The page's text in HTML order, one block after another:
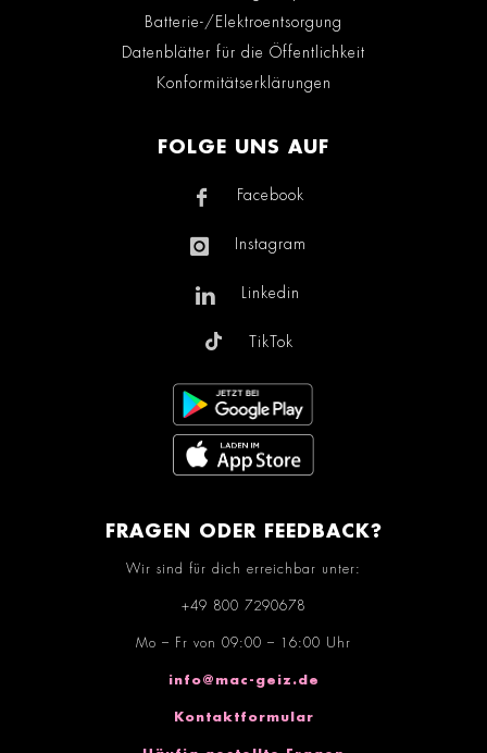
Batterie-/Elektroentsorgung
Datenblätter für die Öffentlichkeit
Konformitätserklärungen
FOLGE UNS AUF
Facebook
Instagram
Linkedin
TikTok
FRAGEN ODER FEEDBACK?
Wir sind für dich erreichbar unter:
+49 800 7290678
Mo – Fr von 09:00 – 16:00 Uhr
info@mac-geiz.de
Kontaktformular